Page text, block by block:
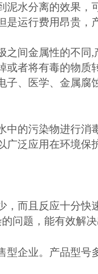
泥水分离的效果，
运行费用昂贵，
之间金属性的不同,
或者将有毒的物质
子、医学、金属腐
中的污染物进行消
广泛应用在环境保
而且反应十分快
问题，能有效解
型企业。产品型号